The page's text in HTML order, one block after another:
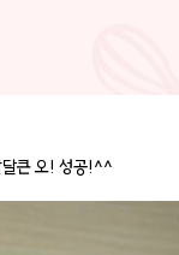
달큰 오! 성공!^^